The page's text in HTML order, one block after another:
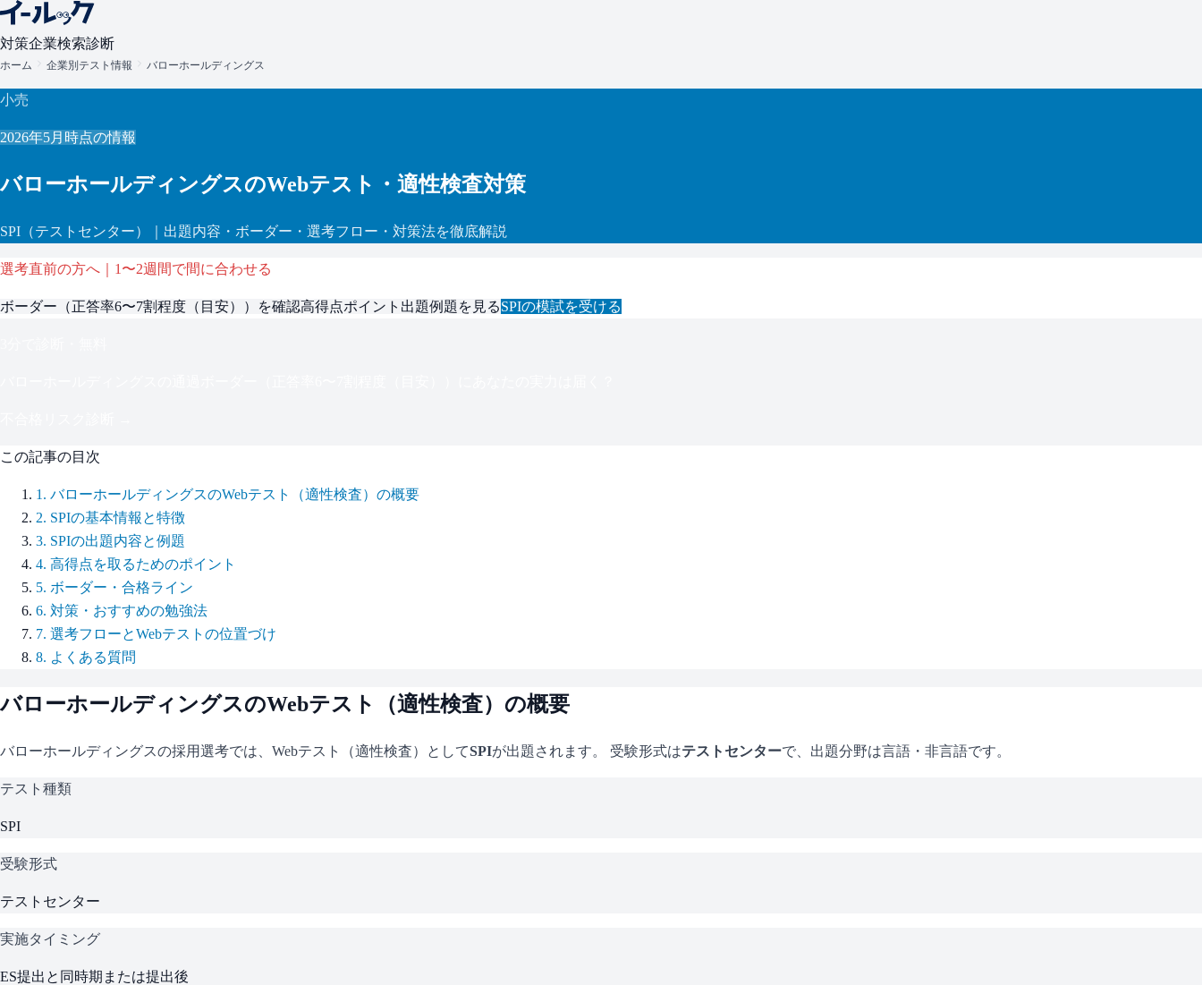
対策企業検索診断
ホーム 企業別テスト情報 バローホールディングス
小売
2026年5月 時点の情報
バローホールディングスのWebテスト・適性検査対策
SPI （テストセンター） ｜出題内容・ボーダー・選考フロー・対策法を徹底解説
選考直前の方へ｜1〜2週間で間に合わせる
ボーダー（正答率6〜7割程度（目安） ）を確認高得点ポイント 出題例題を見るSPIの模試を受ける
この記事の目次
1 . バローホールディングスのWebテスト（適性検査）の概要
2. SPIの基本情報と特徴
3. SPIの出題内容と例題
4. 高得点を取るためのポイント
5. ボーダー・合格ライン
6. 対策・おすすめの勉強法
7. 選考フローとWebテストの位置づけ
8. よくある質問
バローホールディングスのWebテスト（適性検査）の概要
バローホールディングスの採用選考では、Webテスト（適性検査）としてSPIが出題されます。 受験形式はテストセンターで、 出題分野は言語・非言語です。
テスト種類
SPI
受験形式
テストセンター
実施タイミング
ES提出と同時期または提出後